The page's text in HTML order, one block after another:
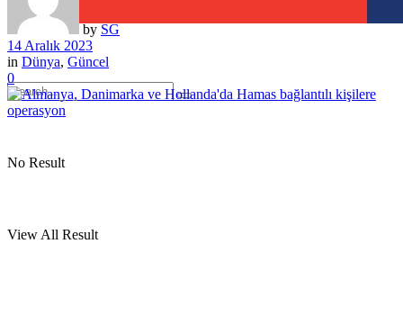
No Result
View All Result
by SG
14 Aralık 2023
in Dünya, Güncel
0